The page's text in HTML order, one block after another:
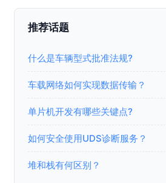
推荐话题
什么是车辆型式批准法规?
车载网络如何实现数据传输？
单片机开发有哪些关键点?
如何安全使用UDS诊断服务？
堆和栈有何区别？